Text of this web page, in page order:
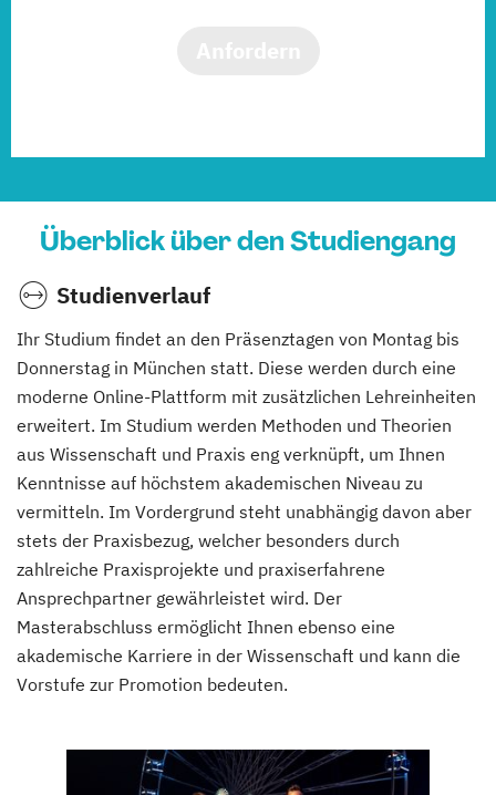
Überblick über den Studiengang
Studienverlauf
Ihr Studium findet an den Präsenztagen von Montag bis
Donnerstag in München statt. Diese werden durch eine
moderne Online-Plattform mit zusätzlichen Lehreinheiten
erweitert. Im Studium werden Methoden und Theorien
aus Wissenschaft und Praxis eng verknüpft, um Ihnen
Kenntnisse auf höchstem akademischen Niveau zu
vermitteln. Im Vordergrund steht unabhängig davon aber
stets der Praxisbezug, welcher besonders durch
zahlreiche Praxisprojekte und praxiserfahrene
Ansprechpartner gewährleistet wird. Der
Masterabschluss ermöglicht Ihnen ebenso eine
akademische Karriere in der Wissenschaft und kann die
Vorstufe zur Promotion bedeuten.